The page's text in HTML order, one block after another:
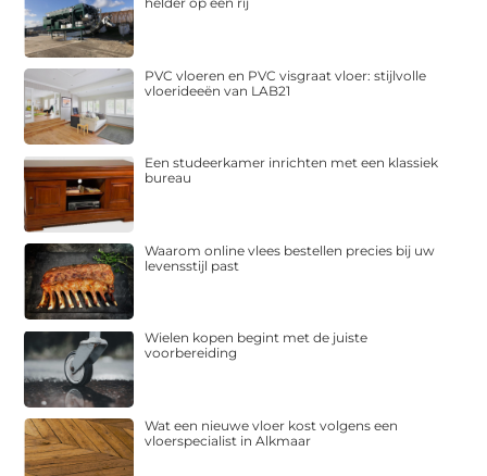
PVC vloeren en PVC visgraat vloer: stijlvolle
vloerideeën van LAB21
Een studeerkamer inrichten met een klassiek
bureau
Waarom online vlees bestellen precies bij uw
levensstijl past
Wielen kopen begint met de juiste
voorbereiding
Wat een nieuwe vloer kost volgens een
vloerspecialist in Alkmaar